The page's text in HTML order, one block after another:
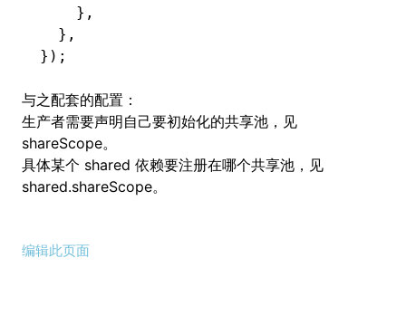
    }
,
  }
,
});
与之配套的配置：
生产者需要声明自己要初始化的共享池，见
shareScope。
具体某个 shared 依赖要注册在哪个共享池，见
shared.shareScope。
编辑此页面